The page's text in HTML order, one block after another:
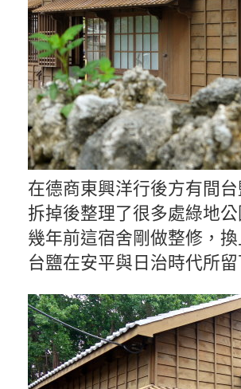
在德商東興洋行後方有間
拆掉後整理了很多處綠地
幾年前這宿舍剛做整修，
台鹽在安平與日治時代所